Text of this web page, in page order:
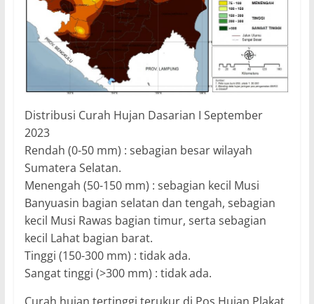
Distribusi Curah Hujan Dasarian I September
2023
Rendah (0-50 mm) : sebagian besar wilayah
Sumatera Selatan.
Menengah (50-150 mm) : sebagian kecil Musi
Banyuasin bagian selatan dan tengah, sebagian
kecil Musi Rawas bagian timur, serta sebagian
kecil Lahat bagian barat.
Tinggi (150-300 mm) : tidak ada.
Sangat tinggi (>300 mm) : tidak ada.